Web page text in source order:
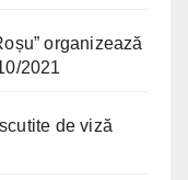
organizează
2021
de viză